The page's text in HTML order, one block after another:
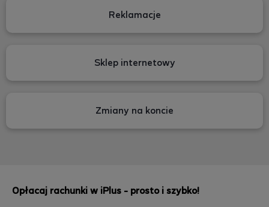
Reklamacje
Sklep internetowy
Zmiany na koncie
Opłacaj rachunki w iPlus - prosto i szybko!